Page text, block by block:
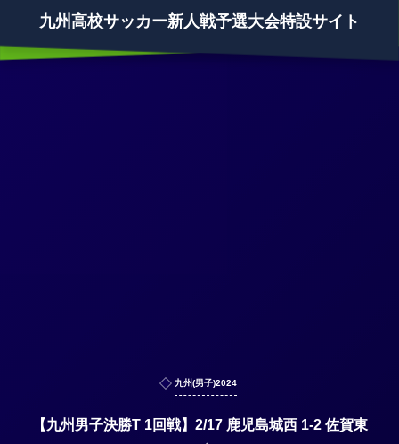
九州高校サッカー新人戦予選大会特設サイト
九州(男子)2024
【九州男子決勝T 1回戦】2/17 鹿児島城西 1-2 佐賀東